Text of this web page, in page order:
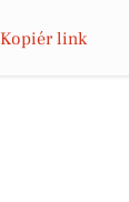
Kopiér link